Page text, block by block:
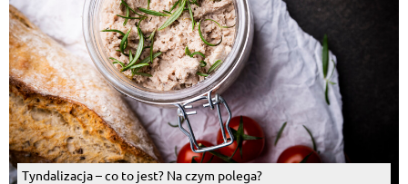
Tyndalizacja – co to jest? Na czym polega?